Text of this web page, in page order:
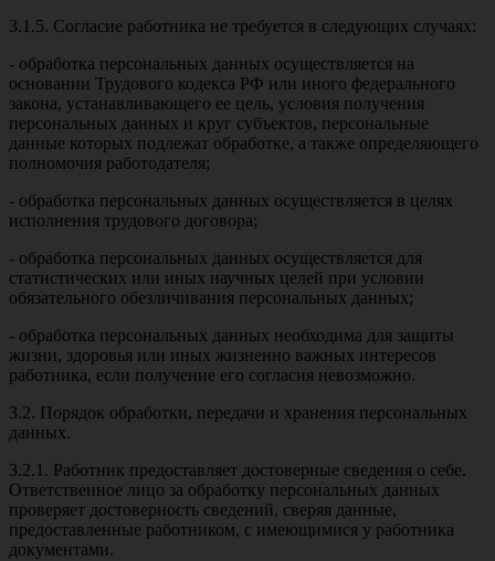
3.1.5. Согласие работника не требуется в следующих случаях:
- обработка персональных данных осуществляется на
основании Трудового кодекса РФ или иного федерального
закона, устанавливающего ее цель, условия получения
персональных данных и круг субъектов, персональные
данные которых подлежат обработке, а также определяющего
полномочия работодателя;
- обработка персональных данных осуществляется в целях
исполнения трудового договора;
- обработка персональных данных осуществляется для
статистических или иных научных целей при условии
обязательного обезличивания персональных данных;
- обработка персональных данных необходима для защиты
жизни, здоровья или иных жизненно важных интересов
работника, если получение его согласия невозможно.
3.2. Порядок обработки, передачи и хранения персональных
данных.
3.2.1. Работник предоставляет достоверные сведения о себе.
Ответственное лицо за обработку персональных данных
проверяет достоверность сведений, сверяя данные,
предоставленные работником, с имеющимися у работника
документами.